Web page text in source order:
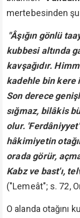
mertebesinden
"Âşığın gönlü
kubbesi altında
kavşağıdır.
kadehle bin kere
Son derece
sığmaz, bilâkis
olur.
hâkimiyetin
orada görür,
Kabz ve bast'ı,
("Lemeât"; s. 72,
O alanda otağını